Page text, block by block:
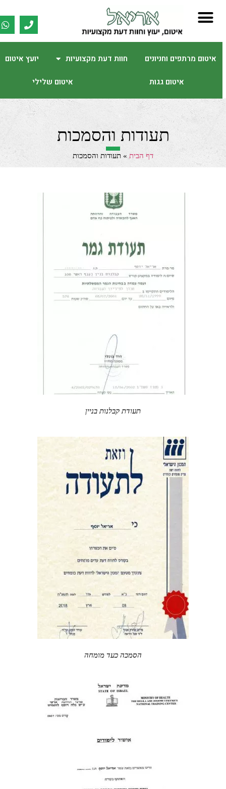
איטום מרתפים וחניונים חוות דעת מקצועיות יועץ איטום
איטום גגות איטום שלילי
תעודות והסמכות
דף הבית»תעודות והסמכות
תעודת קבלנות בניין
הסמכה כעד מומחה